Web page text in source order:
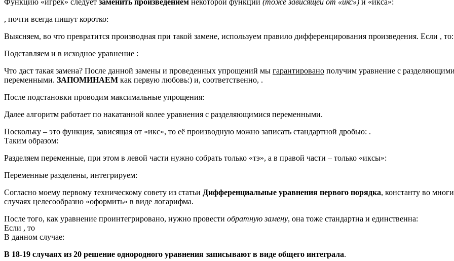
Функцию «игрек» следует заменить произведением некоторой функции (тоже зависящей от «икс») и «икса»:
, почти всегда пишут коротко:
Выясняем, во что превратится производная при такой замене, используем правило дифференцирования произведения. Если , то:
Подставляем и в исходное уравнение :
Что даст такая замена? После данной замены и проведенных упрощений мы гарантировано получим уравнение с
переменными. ЗАПОМИНАЕМ как первую любовь:) и, соответственно, .
После подстановки проводим максимальные упрощения:
Далее алгоритм работает по накатанной колее уравнения с разделяющимися переменными.
Поскольку – это функция, зависящая от «икс», то её производную можно записать стандартной дробью: .
Таким образом:
Разделяем переменные, при этом в левой части нужно собрать только «тэ», а в правой части – только «иксы»:
Переменные разделены, интегрируем:
Согласно моему первому техническому совету из статьи Дифференциальные уравнения первого порядка, константу во
случаях целесообразно «оформить» в виде логарифма.
После того, как уравнение проинтегрировано, нужно провести обратную замену, она тоже стандартна и единственна:
Если , то
В данном случае:
В 18-19 случаях из 20 решение однородного уравнения записывают в виде общего интеграла.